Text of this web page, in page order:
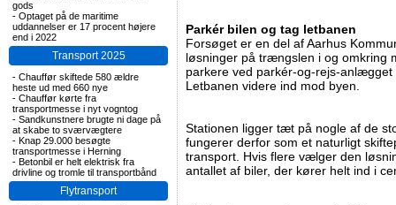
gods
- Optaget på de maritime
uddannelser er 17 procent højere
end i 2022
Transport 2025
- Chauffør skiftede 580 ældre
heste ud med 660 nye
- Chauffør kørte fra
transportmesse i nyt vogntog
- Sandkunstnere brugte ni dage på
at skabe to sværvægtere
- Knap 29.000 besøgte
transportmesse i Herning
- Betonbil er helt elektrisk fra
drivline og tromle til transportbånd
Flytransport
Parkér bilen og tag letbanen
Forsøget er en del af Aarhus
løsninger på trængslen i og omkring
parkere ved parkér-og-rejs-
Letbanen videre ind mod byen.
Stationen ligger tæt på nogle af de
fungerer derfor som et naturligt
transport. Hvis flere vælger den
antallet af biler, der kører helt ind i